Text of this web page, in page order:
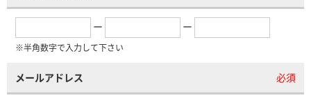
ー ー
※半角数字で入力して下さい
メールアドレス 必須